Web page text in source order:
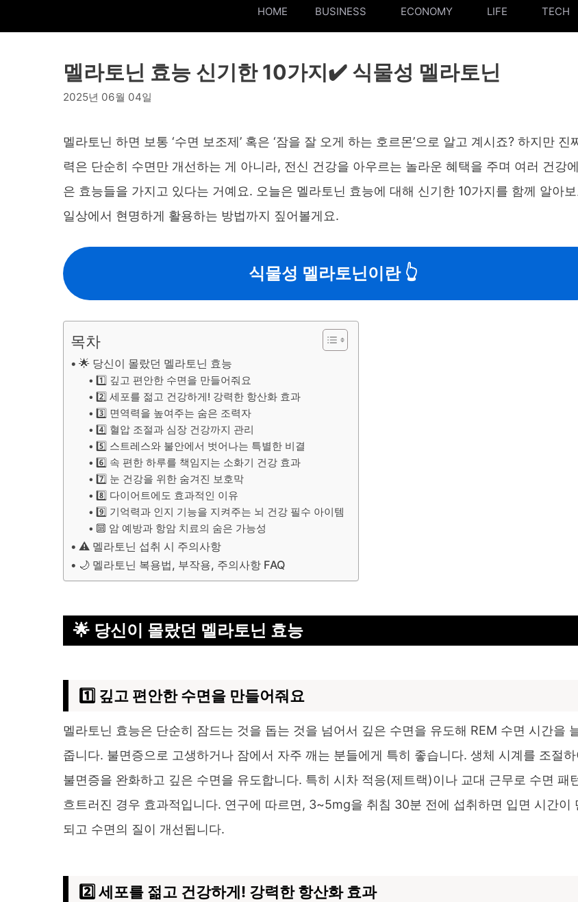
HOME BUSINESS ECONOMY LIFE TECH
멜라토닌 효능 신기한 10가지✔️ 식물성 멜라토닌
2025년 06월 04일
멜라토닌 하면 보통 ‘수면 보조제’ 혹은 ‘잠을 잘 오게 하는 호르몬’으로 알고 계시죠? 하지만 진
력은 단순히 수면만 개선하는 게 아니라, 전신 건강을 아우르는 놀라운 혜택을 주며 여러 건강
은 효능들을 가지고 있다는 거예요. 오늘은 멜라토닌 효능에 대해 신기한 10가지를 함께 알아보
일상에서 현명하게 활용하는 방법까지 짚어볼게요.
식물성 멜라토닌이란 👆
목차
🌟 당신이 몰랐던 멜라토닌 효능
1️⃣ 깊고 편안한 수면을 만들어줘요
2️⃣ 세포를 젊고 건강하게! 강력한 항산화 효과
3️⃣ 면역력을 높여주는 숨은 조력자
4️⃣ 혈압 조절과 심장 건강까지 관리
5️⃣ 스트레스와 불안에서 벗어나는 특별한 비결
6️⃣ 속 편한 하루를 책임지는 소화기 건강 효과
7️⃣ 눈 건강을 위한 숨겨진 보호막
8️⃣ 다이어트에도 효과적인 이유
9️⃣ 기억력과 인지 기능을 지켜주는 뇌 건강 필수 아이템
🔟 암 예방과 항암 치료의 숨은 가능성
⚠️ 멜라토닌 섭취 시 주의사항
🌙 멜라토닌 복용법, 부작용, 주의사항 FAQ
🌟 당신이 몰랐던 멜라토닌 효능
1️⃣ 깊고 편안한 수면을 만들어줘요
멜라토닌 효능은 단순히 잠드는 것을 돕는 것을 넘어서 깊은 수면을 유도해 REM 수면 시간을
줍니다. 불면증으로 고생하거나 잠에서 자주 깨는 분들에게 특히 좋습니다. 생체 시계를 조절하
불면증을 완화하고 깊은 수면을 유도합니다. 특히 시차 적응(제트랙)이나 교대 근무로 수면 패
흐트러진 경우 효과적입니다. 연구에 따르면, 3~5mg을 취침 30분 전에 섭취하면 입면 시간이
되고 수면의 질이 개선됩니다.
2️⃣ 세포를 젊고 건강하게! 강력한 항산화 효과